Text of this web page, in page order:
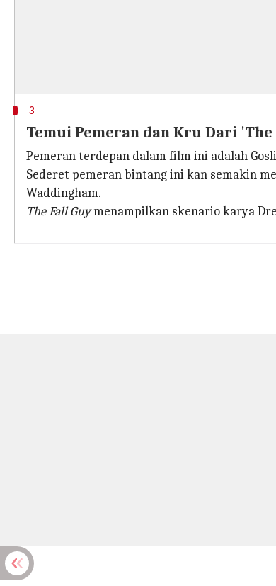
3
Temui Pemeran dan Kru Dari
Pemeran terdepan dalam film ini adalah
Sederet pemeran bintang ini kan semakin
Waddingham.
The Fall Guymenampilkan skenario karya